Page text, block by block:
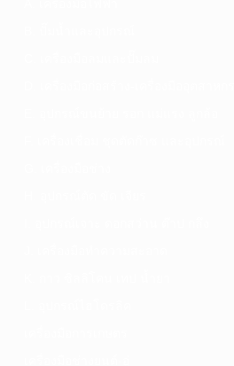
D. เครื่องมือก่อสร้าง-เครื่องมืออุตสาหก